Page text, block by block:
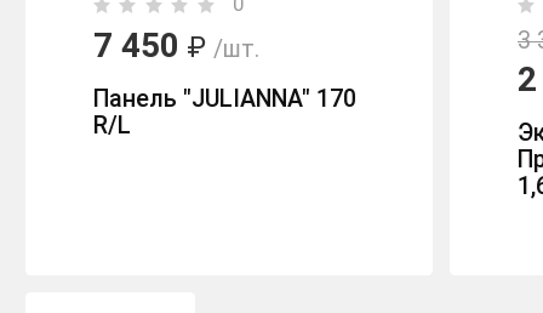
7 450 ₽ /шт.
Панель "JULIANNA" 170
R/L
3